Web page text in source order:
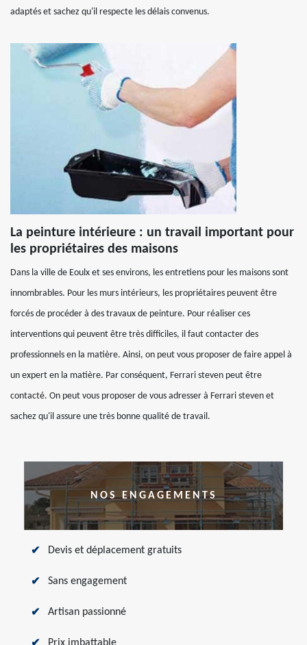
adaptés et sachez qu'il respecte les délais convenus.
La peinture intérieure : un travail important pour
les propriétaires des maisons
Dans la ville de Eoulx et ses environs, les entretiens pour les maisons sont
innombrables. Pour les murs intérieurs, les propriétaires peuvent être
forcés de procéder à des travaux de peinture. Pour réaliser ces
interventions qui peuvent être très difficiles, il faut contacter des
professionnels en la matière. Ainsi, on peut vous proposer de faire appel à
un expert en la matière. Par conséquent, Ferrari steven peut être
contacté. On peut vous proposer de vous adresser à Ferrari steven et
sachez qu'il assure une très bonne qualité de travail.
NOS ENGAGEMENTS
Devis et déplacement gratuits
Sans engagement
Artisan passionné